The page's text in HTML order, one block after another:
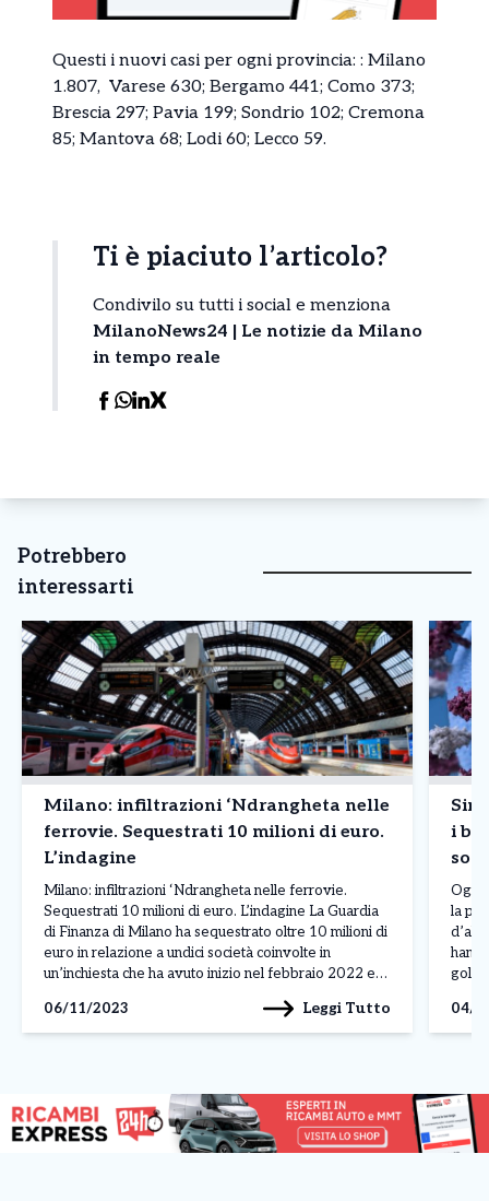
Questi i nuovi casi per ogni provincia: : Milano
1.807, Varese 630; Bergamo 441; Como 373;
Brescia 297; Pavia 199; Sondrio 102; Cremona
85; Mantova 68; Lodi 60; Lecco 59.
Ti è piaciuto l’articolo?
Condivilo su tutti i social e menziona
MilanoNews24 | Le notizie da Milano
in tempo reale
Potrebbero
interessarti
Milano: infiltrazioni ‘Ndrangheta nelle
ferrovie. Sequestrati 10 milioni di euro.
L’indagine
Milano: infiltrazioni ‘Ndrangheta nelle ferrovie.
Sequestrati 10 milioni di euro. L’indagine La Guardia
di Finanza di Milano ha sequestrato oltre 10 milioni di
euro in relazione a undici società coinvolte in
un’inchiesta che ha avuto inizio nel febbraio 2022 e
della ‘ndrangheta nei lavori sulla rete ferroviaria
italiana. […]
06/11/2023 Leggi Tutto
i
Ogni
la
gola
[…]
04/